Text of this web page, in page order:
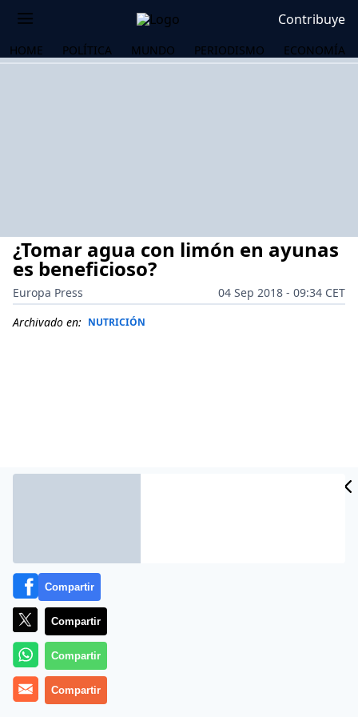
Contribuye
HOME POLÍTICA MUNDO PERIODISMO ECONOMÍA
¿Tomar agua con limón en ayunas
es beneficioso?
Europa Press
04 Sep 2018 - 09:34 CET
Archivado en: NUTRICIÓN
Más información
Compartir
Compartir
Compartir
Compartir